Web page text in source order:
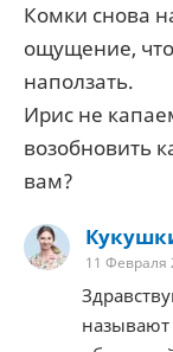
Комки снова
ощущение,
наползать.
Ирис не
возобновить
вам?
11 Февраля
называют